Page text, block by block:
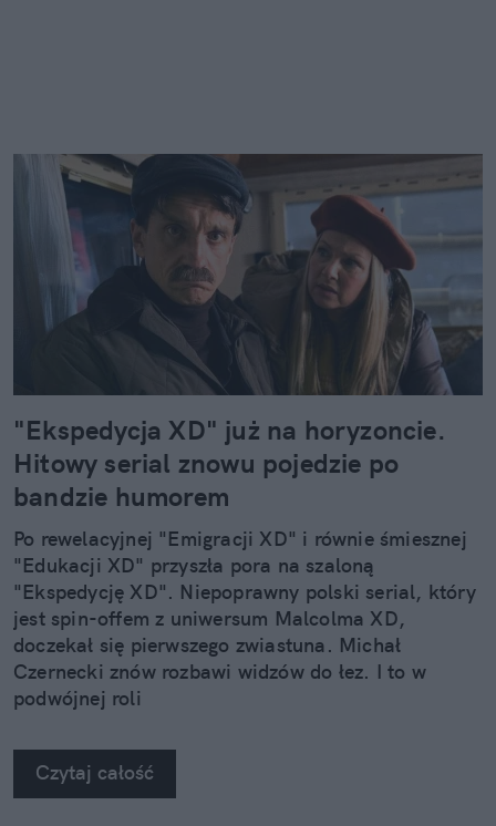
"Ekspedycja XD" już na horyzoncie.
Hitowy serial znowu pojedzie po
bandzie humorem
Po rewelacyjnej "Emigracji XD" i równie śmiesznej
"Edukacji XD" przyszła pora na szaloną
"Ekspedycję XD". Niepoprawny polski serial, który
jest spin-offem z uniwersum Malcolma XD,
doczekał się pierwszego zwiastuna. Michał
Czernecki znów rozbawi widzów do łez. I to w
podwójnej roli
Czytaj całość